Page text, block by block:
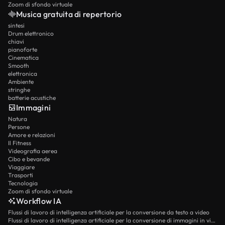
Zoom di sfondo virtuale
Musica gratuita di repertorio
sintesi
Drum elettronico
chiavi
pianoforte
Cinematica
Smooth
elettronica
Ambiente
stringhe
batterie acustiche
Immagini
Natura
Persone
Amore e relazioni
Il Fitness
Videografia aerea
Cibo e bevande
Viaggiare
Trasporti
Tecnologia
Zoom di sfondo virtuale
Workflow IA
Flussi di lavoro di intelligenza artificiale per la conversione da testo a video
Flussi di lavoro di intelligenza artificiale per la conversione di immagini in video